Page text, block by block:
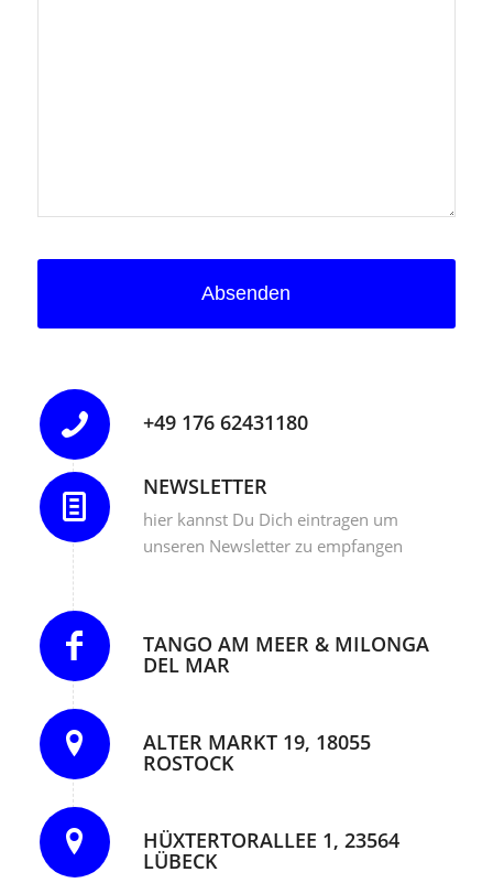
URL
Absenden
+49 176 62431180
NEWSLETTER
hier kannst Du Dich eintragen um
unseren Newsletter zu empfangen
TANGO AM MEER & MILONGA
DEL MAR
ALTER MARKT 19, 18055
ROSTOCK
HÜXTERTORALLEE 1, 23564
LÜBECK